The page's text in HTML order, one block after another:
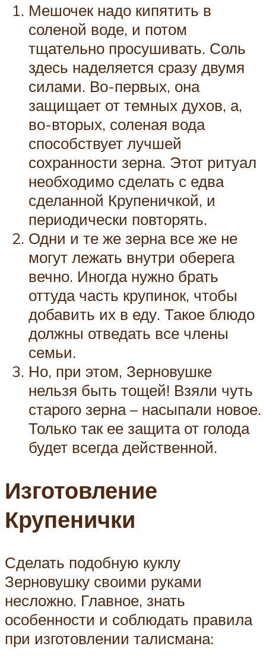
Мешочек надо кипятить в
соленой воде, и потом
тщательно просушивать. Соль
здесь наделяется сразу двумя
силами. Во-первых, она
защищает от темных духов, а,
во-вторых, соленая вода
способствует лучшей
сохранности зерна. Этот ритуал
необходимо сделать с едва
сделанной Крупеничкой, и
периодически повторять.
Одни и те же зерна все же не
могут лежать внутри оберега
вечно. Иногда нужно брать
оттуда часть крупинок, чтобы
добавить их в еду. Такое блюдо
должны отведать все члены
семьи.
Но, при этом, Зерновушке
нельзя быть тощей! Взяли чуть
старого зерна – насыпали новое.
Только так ее защита от голода
будет всегда действенной.
Изготовление
Крупенички
Сделать подобную куклу
Зерновушку своими руками
несложно. Главное, знать
особенности и соблюдать правила
при изготовлении талисмана: